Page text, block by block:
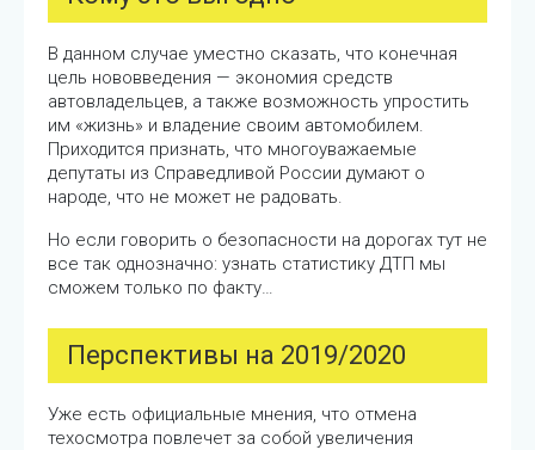
В данном случае уместно сказать, что конечная
цель нововведения — экономия средств
автовладельцев, а также возможность упростить
им «жизнь» и владение своим автомобилем.
Приходится признать, что многоуважаемые
депутаты из Справедливой России думают о
народе, что не может не радовать.
Но если говорить о безопасности на дорогах тут не
все так однозначно: узнать статистику ДТП мы
сможем только по факту…
Перспективы на 2019/2020
Уже есть официальные мнения, что отмена
техосмотра повлечет за собой увеличения